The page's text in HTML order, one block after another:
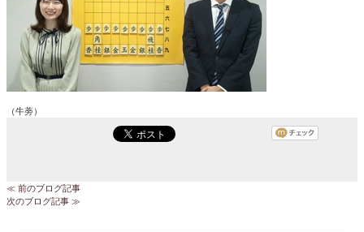
（牛蒡）
≪ 前のブログ記事
次のブログ記事 ≫